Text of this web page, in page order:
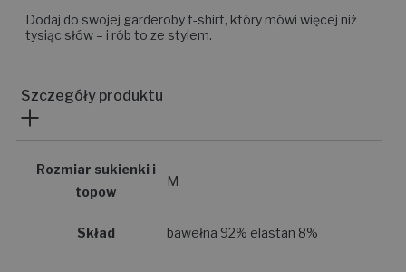
Dodaj do swojej garderoby t-shirt, który mówi więcej niż
tysiąc słów – i rób to ze stylem.
Szczegóły produktu
Rozmiar sukienki i
topow
M
Skład bawełna 92% elastan 8%